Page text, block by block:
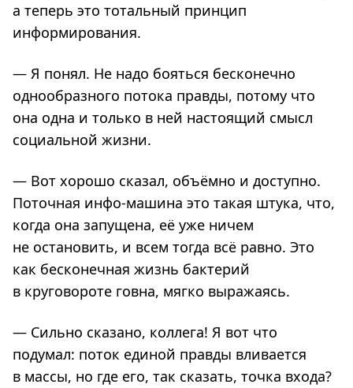
а теперь это тотальный принцип
информирования.
— Я понял. Не надо бояться бесконечно
однообразного потока правды, потому что
она одна и только в ней настоящий смысл
социальной жизни.
— Вот хорошо сказал, объёмно и доступно.
Поточная инфо-машина это такая штука, что,
когда она запущена, её уже ничем
не остановить, и всем тогда всё равно. Это
как бесконечная жизнь бактерий
в круговороте говна, мягко выражаясь.
— Сильно сказано, коллега! Я вот что
подумал: поток единой правды вливается
в массы, но где его, так сказать, точка входа?